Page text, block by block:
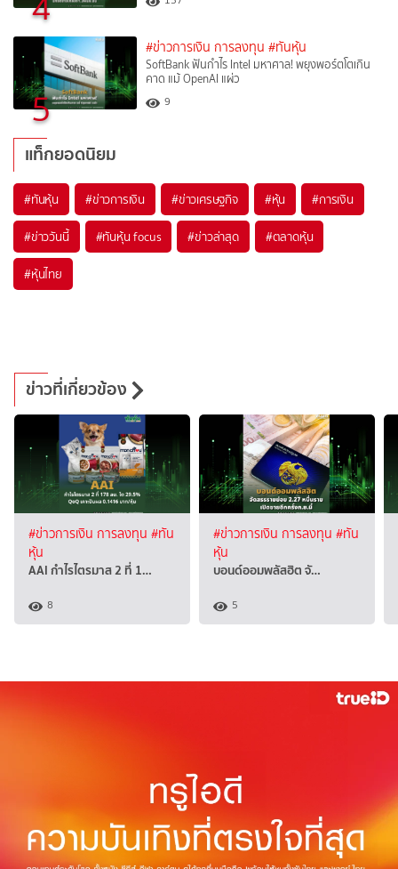
5
#ข่าวการเงิน การลงทุน #ทันหุ้น
SoftBank ฟันกำไร Intel มหาศาล! พยุงพอร์ตโตเกิน
คาด แม้ OpenAI แผ่ว
9
แท็กยอดนิยม
#ทันหุ้น #ข่าวการเงิน #ข่าวเศรษฐกิจ #หุ้น #การเงิน
#ข่าววันนี้ #ทันหุ้น focus #ข่าวล่าสุด #ตลาดหุ้น
#หุ้นไทย
ข่าวที่เกี่ยวข้อง
#ข่าวการเงิน การลงทุน #ทัน
หุ้น
AAI กำไรไตรมาส 2 ที่ 1…
8
#ข่าวการเงิน การลงทุน #ทัน
หุ้น
บอนด์ออมพลัสฮิต จั…
5